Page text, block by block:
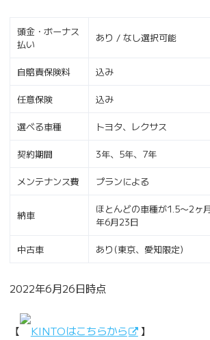
頭金・ボーナス
払い
あり / なし選択可能
自賠責保険料 込み
任意保険 込み
選べる車種 トヨタ、レクサス
契約期間 3年、5年、7年
メンテナンス費 プランによる
納車
ほとんどの車種が1.5〜2ヶ
年6月23日
中古車 あり(東京、愛知限定)
2022年6月26日時点
【 KINTOはこちらから 】